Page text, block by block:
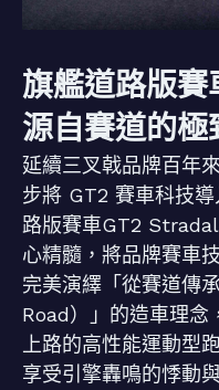
旗艦道路版
源自賽道的極
延續三叉戟品牌百年
步將 GT2 賽車科技
路版賽車GT2
心精髓，將品牌賽車
完美演繹「從賽道傳
Road）」的造車理
上路的高性能運動型
享受引擎轟鳴的悸動